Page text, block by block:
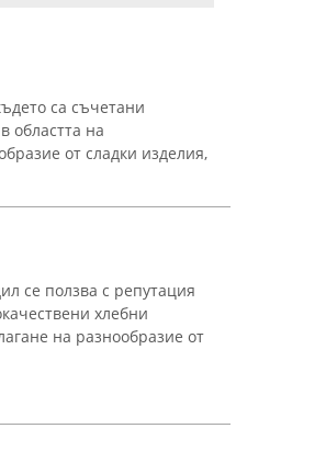
са съчетани
областта на
от сладки изделия,
се ползва с репутация
хлебни
на разнообразие от